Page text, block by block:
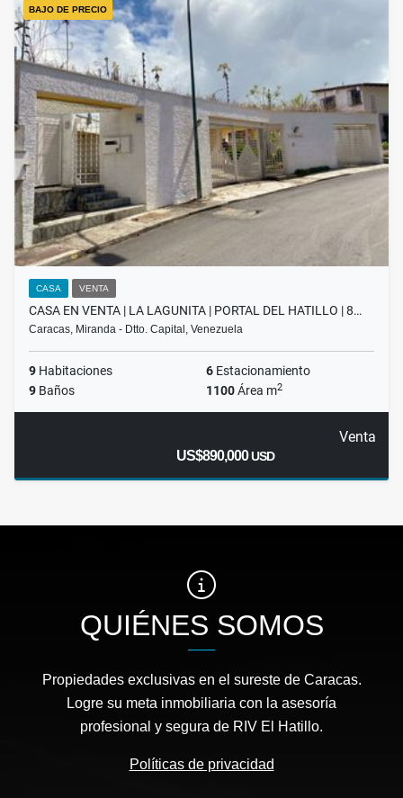
BAJO DE PRECIO
CASA VENTA
CASA EN VENTA | LA LAGUNITA | PORTAL DEL HATILLO | 8…
Caracas, Miranda - Dtto. Capital, Venezuela
9 Habitaciones 6 Estacionamiento
9 Baños 1100Área m2
Venta
US$890,000USD
QUIÉNES SOMOS
Propiedades exclusivas en el sureste de Caracas.
Logre su meta inmobiliaria con la asesoría
profesional y segura de RIV El Hatillo.
Políticas de privacidad